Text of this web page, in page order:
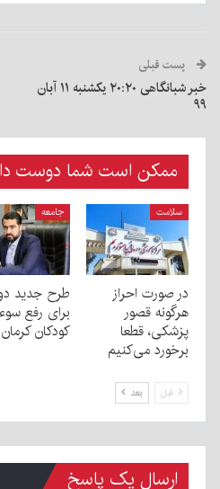
پست قبلی
خبر شبانگاهی ٢۰:٢٠ یکشنبه ۱۱ آبان
۹۹
ممکن است شما دوست
سلامت
در صورت احراز
هرگونه قصور
پزشکی، قطعا
برخورد می‌کنیم
جامعه
طرح جدید
برای رفع
کودکان کرمان
قبل بعد
ارسال یک پاسخ